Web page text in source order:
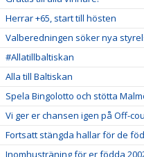
Herrar +65, start till hösten
Valberedningen söker nya
#Allatillbaltiskan
Alla till Baltiskan
Spela Bingolotto och stötta
Vi ger er chansen igen på Off-
Fortsatt stängda hallar för de
Inomhusträning för er födda